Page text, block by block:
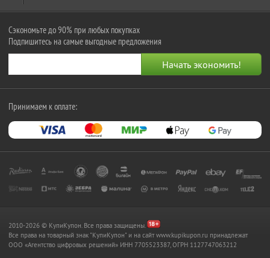
Сэкономьте до 90% при любых покупках
Подпишитесь на самые выгодные предложения
Принимаем к оплате:
2010-2026 © КупиКупон. Все права защищены.
Все права на товарный знак "КупиКупон" и на сайт www.kupikupon.ru принадлежат
OOO «Агентство цифровых решений» ИНН 7705523387, ОГРН 1127747063212